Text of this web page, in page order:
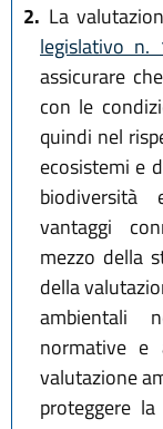
2. La
legislativo
assicurare
con le
quindi nel
ecosistemi e
vantaggi
mezzo della
della
ambientali
normative e
valutazione
proteggere